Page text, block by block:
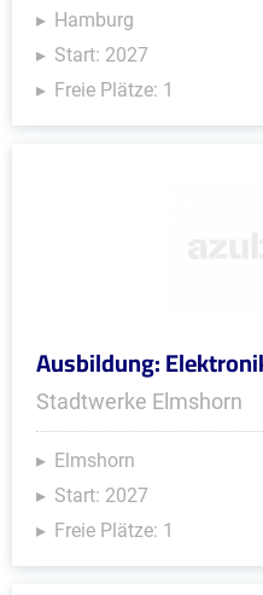
Hamburg
Start: 2027
Freie Plätze: 1
Ausbildung:
Stadtwerke Elmshorn
Elmshorn
Start: 2027
Freie Plätze: 1